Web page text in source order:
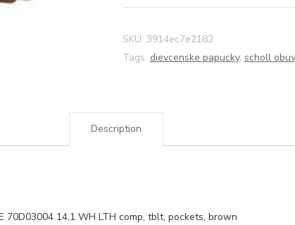
SKU: 3914ec7e2182
Tags: dievcenske papucky, scholl obuv
Description
70D03004 14,1 WH LTH comp, tblt, pockets, brown